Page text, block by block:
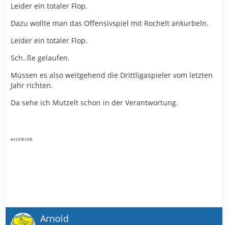
Leider ein totaler Flop.
Dazu wollte man das Offensivspiel mit Rochelt ankurbeln.
Leider ein totaler Flop.
Sch..ße gelaufen.
Müssen es also weitgehend die Drittligaspieler vom letzten
Jahr richten.
Da sehe ich Mutzelt schon in der Verantwortung.
Arnold